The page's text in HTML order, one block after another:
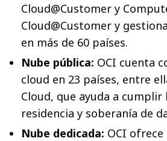
Cloud@Customer y
Cloud@Customer y
en más de 60 países.
Nube pública: OCI cuenta
cloud en 23 países, entre
Cloud, que ayuda a
residencia y soberanía de
Nube dedicada: OCI